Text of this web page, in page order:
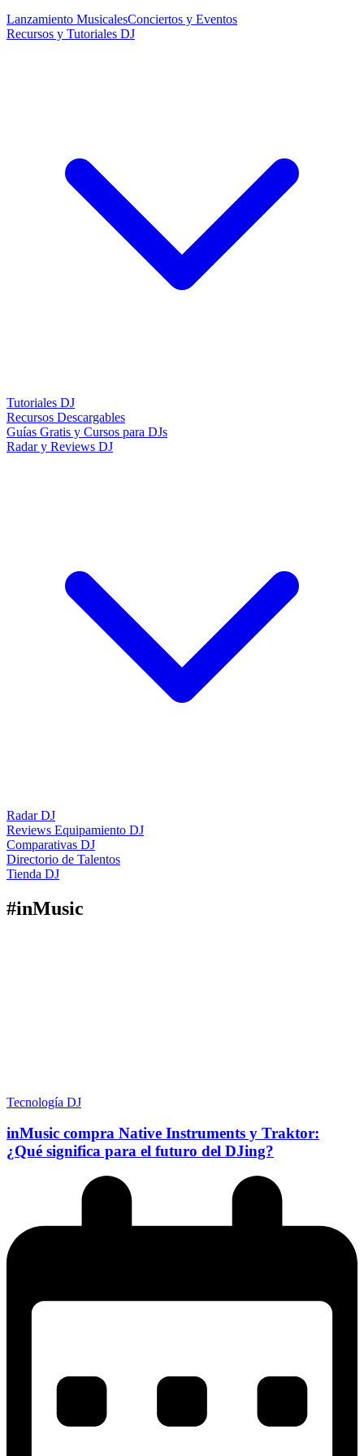
Lanzamiento MusicalesConciertos y Eventos
Recursos y Tutoriales DJ
Tutoriales DJ
Recursos Descargables
Guías Gratis y Cursos para DJs
Radar y Reviews DJ
Radar DJ
Reviews Equipamiento DJ
Comparativas DJ
Directorio de Talentos
Tienda DJ
#inMusic
Tecnología DJ
inMusic compra Native Instruments y Traktor:
¿Qué significa para el futuro del DJing?